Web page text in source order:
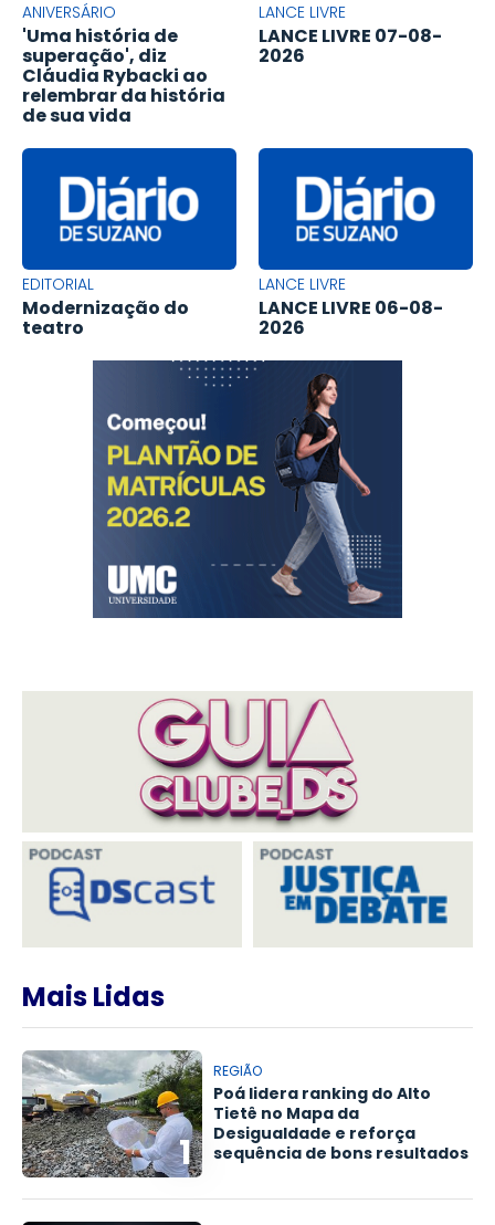
ANIVERSÁRIO
'Uma história de
superação', diz
Cláudia Rybacki ao
relembrar da história
de sua vida
LANCE LIVRE
LANCE LIVRE 07-08-
2026
EDITORIAL
Modernização do
teatro
LANCE LIVRE
LANCE LIVRE 06-08-
2026
Mais Lidas
1
REGIÃO
Poá lidera ranking do Alto
Tietê no Mapa da
Desigualdade e reforça
sequência de bons resultados